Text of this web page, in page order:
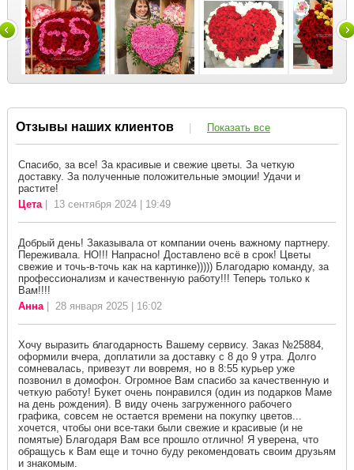
Отзывы наших клиентов | Показать все
Спасибо, за все! За красивые и свежие цветы. За четкую
доставку. За полученные положительные эмоции! Удачи и
растите!
Цета| 13 сентября 2024 | 19:49
Добрый день! Заказывала от компании очень важному партнеру.
Переживала. НО!!! Напрасно! Доставлено всё в срок! Цветы
свежие и точь-в-точь как на картинке))))) Благодарю команду, за
профессионализм и качественную работу!!! Теперь только к
Вам!!!!
Анна| 28 января 2025 | 16:02
Хочу выразить благодарность Вашему сервису. Заказ №25884,
оформили вчера, доплатили за доставку с 8 до 9 утра. Долго
сомневалась, привезут ли вовремя, но в 8:55 курьер уже
позвонил в домофон. Огромное Вам спасибо за качественную и
четкую работу! Букет очень понравился (один из подарков Маме
на день рождения). В виду очень загруженного рабочего
графика, совсем не остается времени на покупку цветов...
хочется, чтобы они все-таки были свежие и красивые (и не
помятые) Благодаря Вам все прошло отлично! Я уверена, что
обращусь к Вам еще и точно буду рекомендовать своим друзьям
и знакомым.